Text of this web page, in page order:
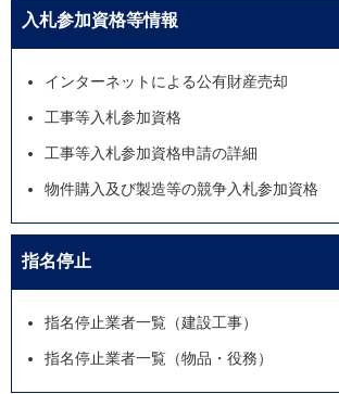
入札参加資格等情報
インターネットによる公有財産売却
工事等入札参加資格
工事等入札参加資格申請の詳細
物件購入及び製造等の競争入札参加資格
指名停止
指名停止業者一覧（建設工事）
指名停止業者一覧（物品・役務）